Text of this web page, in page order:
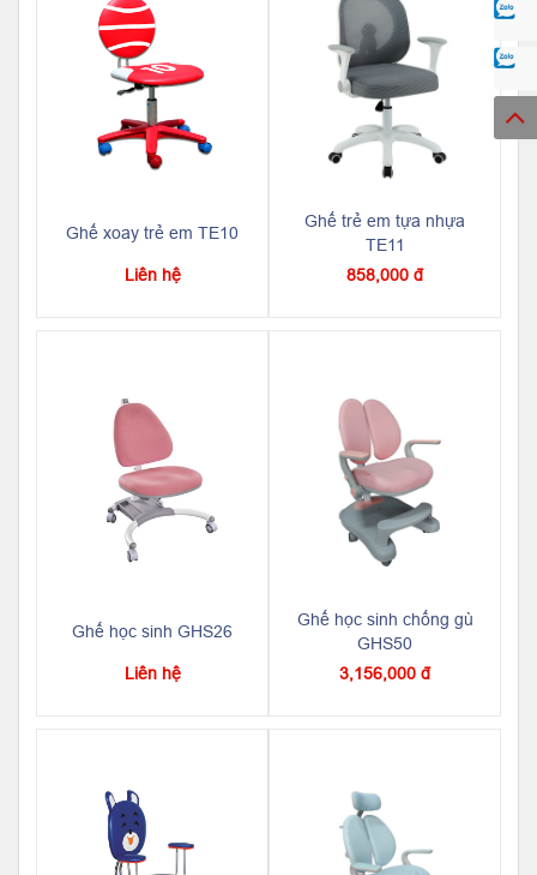
Ghế xoay trẻ em TE10
Liên hệ
Ghế trẻ em tựa nhựa
TE11
858,000 đ
Ghế học sinh GHS26
Liên hệ
Ghế học sinh chống gù
GHS50
3,156,000 đ